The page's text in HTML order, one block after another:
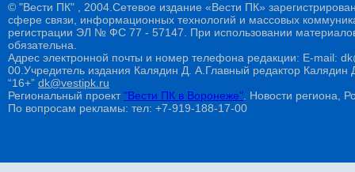
© "Вести ПК" , 2004.Сетевое издание «Вести ПК»
сфере связи, информационных технологий и массовых
регистрации ЭЛ № ФС 77 - 57147. При использовании
обязательна.
Адрес электронной почты и номер телефона редакции: E-mail:
00.Учредитель издания Калядин Д. А.Главный редактор
“16+” dk@vestipk.ru
Региональный проект"Вести ПК в Воронеже" . Новости региона,
По вопросам рекламы: тел: +7-919-188-17-00